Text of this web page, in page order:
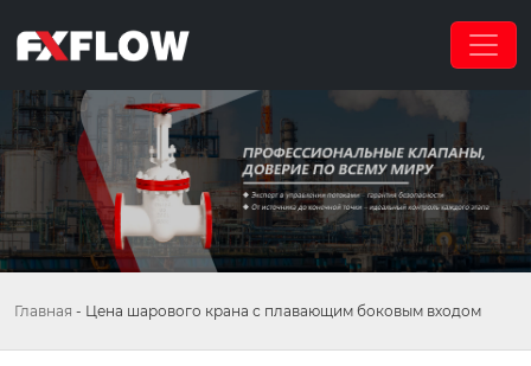
Главная - Цена шарового крана с плавающим боковым входом